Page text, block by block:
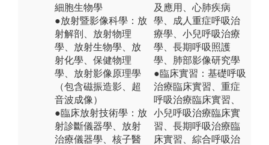
細胞生物學
●放射暨影像科學：放
射解剖、放射物理
學、放射生物學、放
射化學、保健物理
學、放射影像原理學
（包含磁振造影、超
音波成像）
●臨床放射技術學：放
射診斷儀器學、放射
治療儀器學、核子醫
及應用、心肺疾病
學、成人重症呼吸治
療學、小兒呼吸治療
學、長期呼吸照護
學、肺部影像研究學
●臨床實習：基礎呼吸
治療臨床實習、重症
呼吸治療臨床實習、
小兒呼吸治療臨床實
習、長期呼吸治療臨
床實習、綜合呼吸治